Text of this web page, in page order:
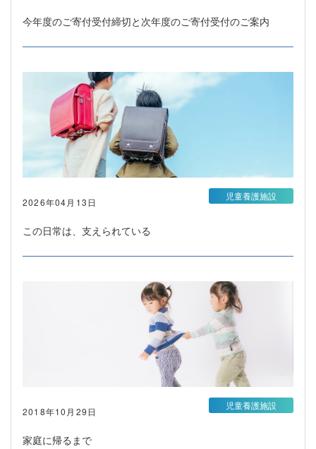
今年度のご寄付受付締切と次年度のご寄付受付のご案内
2026年04月13日
この日常は、支えられている
児童養護施設
2018年10月29日
家庭に帰るまで
児童養護施設